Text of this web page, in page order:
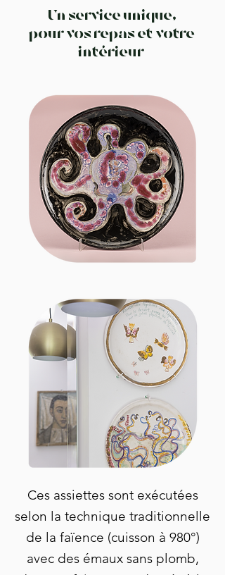
Un service unique,
pour vos repas et votre
intérieur
Ces assiettes sont exécutées
selon la technique traditionnelle
de la faïence (cuisson à 980°)
avec des émaux sans plomb,